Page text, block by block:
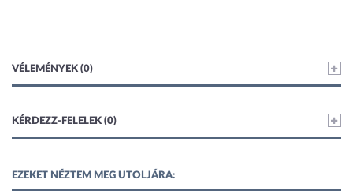
VÉLEMÉNYEK (0)
KÉRDEZZ-FELELEK (0)
EZEKET NÉZTEM MEG UTOLJÁRA: